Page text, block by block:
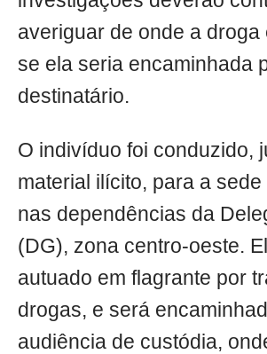
averiguar de onde a droga
se ela seria encaminhada
destinatário.
O indivíduo foi conduzido,
material ilícito, para a
nas dependências da
(DG), zona centro-oeste.
autuado em flagrante por
drogas, e será
audiência de custódia,